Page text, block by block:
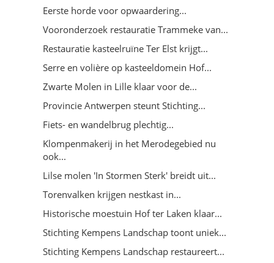
Eerste horde voor opwaardering...
Vooronderzoek restauratie Trammeke van...
Restauratie kasteelruïne Ter Elst krijgt...
Serre en volière op kasteeldomein Hof...
Zwarte Molen in Lille klaar voor de...
Provincie Antwerpen steunt Stichting...
Fiets- en wandelbrug plechtig...
Klompenmakerij in het Merodegebied nu
ook...
Lilse molen 'In Stormen Sterk' breidt uit...
Torenvalken krijgen nestkast in...
Historische moestuin Hof ter Laken klaar...
Stichting Kempens Landschap toont uniek...
Stichting Kempens Landschap restaureert...